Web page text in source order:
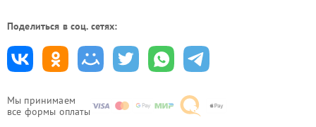
Мы принимаем
все формы оплаты
Поделиться в соц. сетях: